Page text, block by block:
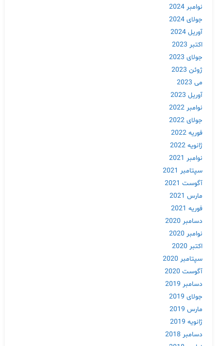
نوامبر 2024
جولای 2024
آوریل 2024
اکتبر 2023
جولای 2023
ژوئن 2023
می 2023
آوریل 2023
نوامبر 2022
جولای 2022
فوریه 2022
ژانویه 2022
نوامبر 2021
سپتامبر 2021
آگوست 2021
مارس 2021
فوریه 2021
دسامبر 2020
نوامبر 2020
اکتبر 2020
سپتامبر 2020
آگوست 2020
دسامبر 2019
جولای 2019
مارس 2019
ژانویه 2019
دسامبر 2018